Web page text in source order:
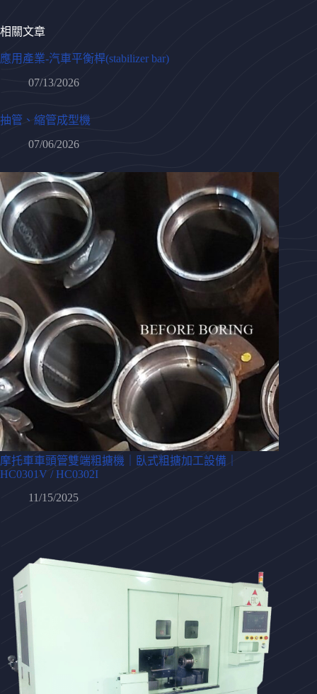
相關文章
應用產業-汽車平衡桿(stabilizer bar)
07/13/2026
抽管、縮管成型機
07/06/2026
摩托車車頭管雙端粗搪機｜臥式粗搪加工設備｜
HC0301V / HC0302I
11/15/2025